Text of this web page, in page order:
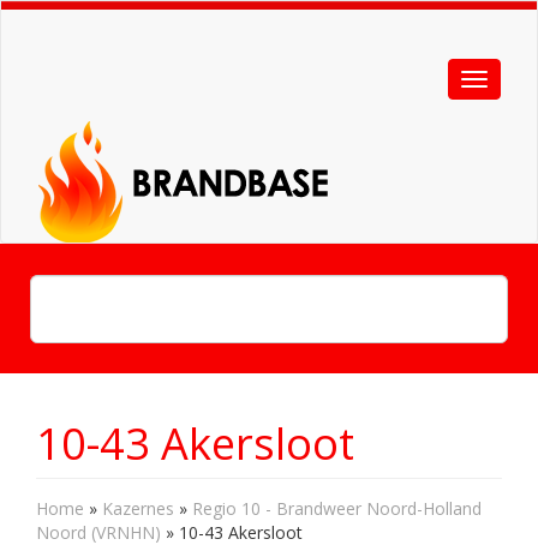
10-43 Akersloot
Home » Kazernes » Regio 10 - Brandweer Noord-Holland
Noord (VRNHN) » 10-43 Akersloot